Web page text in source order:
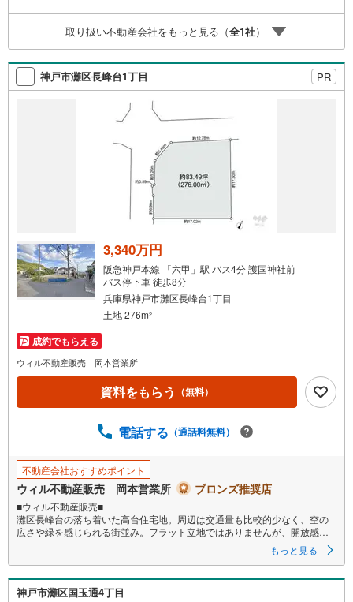
当店では2000万円台の新築戸建や、1000万円台の中古マン
ションを始め多数物件を取り扱っています。Yahoo！不動
産に掲載しきれない物件もご紹介できます。お気軽にお問
合せください。弊社ホームページへは「C21アクロス」で
検索！
取り扱い不動産会社をもっと見る（全1社）
神戸市灘区長峰台1丁目 PR
3,340万円
阪急神戸本線 「六甲」駅 バス4分 護国神社前
バス停下車 徒歩8分
兵庫県神戸市灘区長峰台1丁目
土地 276m2
成約でもらえる
ウィル不動産販売 岡本営業所
資料をもらう （無料）
電話する （通話料無料）
不動産会社おすすめポイント
ウィル不動産販売 岡本営業所 ブロンズ推奨店
■ウィル不動産販売■
灘区長峰台の落ち着いた高台住宅地。周辺は交通量も比較的少なく、空の
広さや緑を感じられる街並み。フラット立地ではありませんが、開放感や
宝塚で創業30年！東証上場のウィルで安心取引！定休日無！キッズスペー
ス有！オンライン相談対応！平日特典！一緒にあなたにとってベストなお
住まいを探しましょう！
もっと見る
神戸市灘区国玉通4丁目